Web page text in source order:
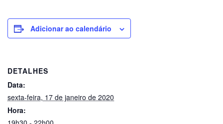
Adicionar ao calendário
DETALHES
Data:
sexta-feira, 17 de janeiro de 2020
Hora: